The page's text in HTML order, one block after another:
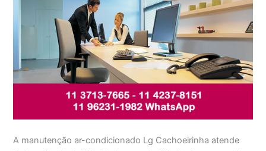
A manutenção ar-condicionado Lg Cachoeirinha atende